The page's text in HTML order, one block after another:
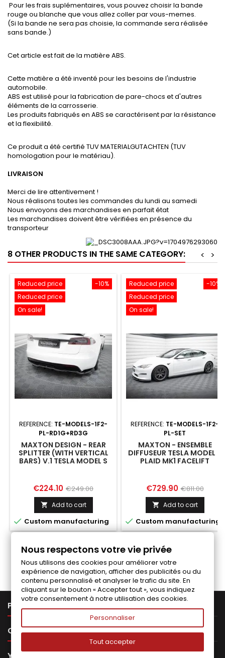
Pour les frais suplémentaires, vous pouvez choisir la bande
rouge ou blanche que vous allez coller par vous-memes.
(Si la bande ne sera pas choisie, la commande sera réalisée
sans bande.)
Cet article est fait de la matière ABS.
Cette matière a été inventé pour les besoins de l'industrie
automobile.
ABS est utilisé pour la fabrication de pare-chocs et d'autres
éléments de la carrosserie.
Les produits fabriqués en ABS se caractérisent par la résistance
et la flexibilité.
Ce produit a été certifié TUV MATERIALGUTACHTEN (TUV
homologation pour le matériau).
LIVRAISON
Merci de lire attentivement !
Nous réalisons toutes les commandes du lundi au samedi
Nous envoyons des marchandises en parfait état
Les marchandises doivent être vérifiées en présence du
transporteur
8 OTHER PRODUCTS IN THE SAME CATEGORY: >
<
-10%
Reduced price
Reduced price
On sale!
REFERENCE: TE-MODELS-1F2-
PL-RD1G+RD3G
MAXTON DESIGN - REAR
SPLITTER (WITH VERTICAL
BARS) V.1 TESLA MODEL S
Price
€224.10 Regular
price
€249.00
 Add to cart
 Custom manufacturing
-10%
Reduced price
Reduced price
On sale!
REFERENCE: TE-MODELS-1F2-
PL-SET
MAXTON - ENSEMBLE
DIFFUSEUR TESLA MODEL S
PLAID MK1 FACELIFT
Price
€729.90 Regular
price
€811.00
 Add to cart
 Custom manufacturing
Follow us on Facebook
PRODUCTS
OUR COMPANY 

Nous respectons votre vie privée
Nous utilisons des cookies pour améliorer votre
expérience de navigation, afficher des publicités ou du
contenu personnalisé et analyser le trafic du site. En
cliquant sur le bouton « Accepter tout », vous indiquez
votre consentement à notre utilisation des cookies.
Personnaliser
Tout accepter